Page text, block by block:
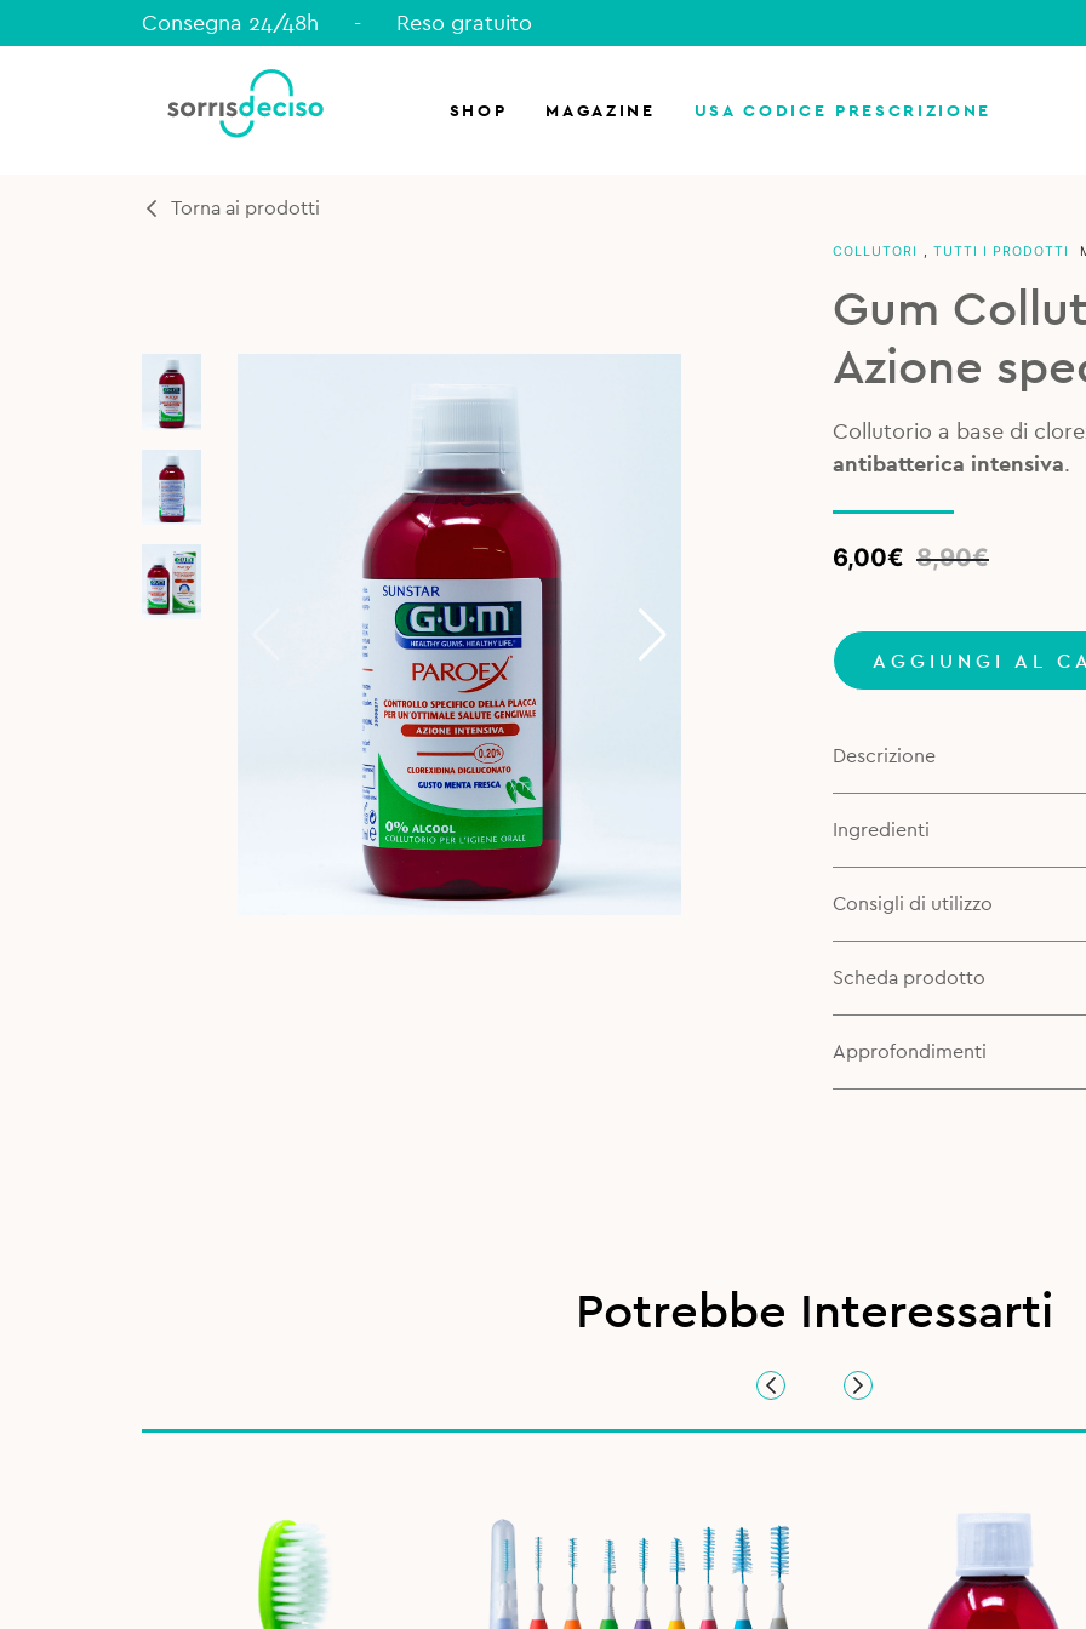
Consegna 24/48h - Reso gratuito
SHOP MAGAZINE USA CODICE PRESCRIZIONE
Torna ai prodotti
COLLUTORI , TUTTI I PRODOTTI
Gum
Azione
Collutorio a base di
antibatterica intensiva.
8,90€
Original
8,90€.
6,00€
Current
6,00€.
AGGIUNGI AL
Descrizione
Ingredienti
Consigli di utilizzo
Scheda prodotto
Approfondimenti
Potrebbe Interessarti